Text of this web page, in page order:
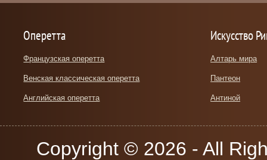
Оперетта
Французская оперетта
Венская классическая оперетта
Английская оперетта
Искусство
Алтарь мира
Пантеон
Антиной
Copyright © 2026 - All